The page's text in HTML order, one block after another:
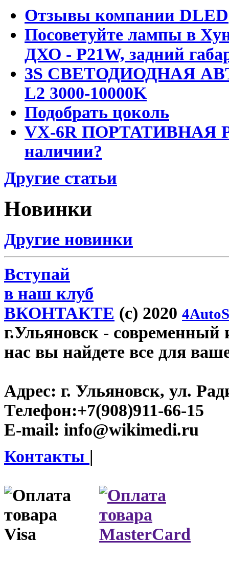
Отзывы компании DLED
Посоветуйте лампы в
ДХО - P21W, задний
3S СВЕТОДИОДНАЯ
L2 3000-10000K
Подобрать цоколь
VX-6R ПОРТАТИВНАЯ
наличии?
Другие статьи
Новинки
Другие новинки
Вступай
в наш клуб
ВКОНТАКТЕ (c) 2020
г.Ульяновск - современный
нас вы найдете все для
Адрес: г. Ульяновск, ул.
Телефон:+7(908)911-66-15
E-mail: info@wikimedi.ru
Контакты |